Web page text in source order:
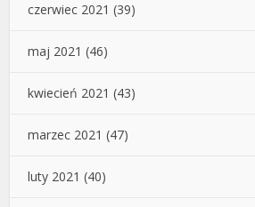
czerwiec 2021 (39)
maj 2021 (46)
kwiecień 2021 (43)
marzec 2021 (47)
luty 2021 (40)